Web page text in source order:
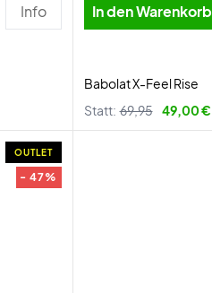
Info In den Warenkorb
Babolat X-Feel Rise
Statt: 69,95 49,00 €
OUTLET
- 47%